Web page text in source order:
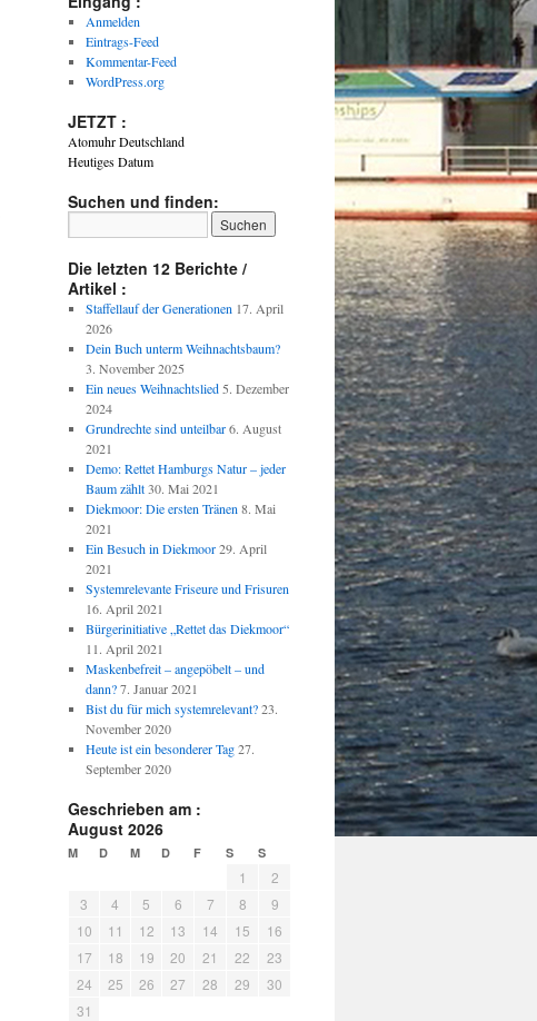
Anmelden
Eintrags-Feed
Kommentar-Feed
WordPress.org
JETZT :
Atomuhr Deutschland
Heutiges Datum
Suchen und finden:
Die letzten 12 Berichte /
Artikel :
Staffellauf der Generationen 17. April
2026
Dein Buch unterm Weihnachtsbaum?
3. November 2025
Ein neues Weihnachtslied 5. Dezember
2024
Grundrechte sind unteilbar 6. August
2021
Demo: Rettet Hamburgs Natur – jeder
Baum zählt 30. Mai 2021
Diekmoor: Die ersten Tränen 8. Mai
2021
Ein Besuch in Diekmoor 29. April
2021
Systemrelevante Friseure und Frisuren
16. April 2021
Bürgerinitiative „Rettet das Diekmoor“
11. April 2021
Maskenbefreit – angepöbelt – und
dann? 7. Januar 2021
Bist du für mich systemrelevant? 23.
November 2020
Heute ist ein besonderer Tag 27.
September 2020
Geschrieben am :
August 2026
M D M D F S S
1
2
3
4 5 6 7 8
9
10
11 12 13 14 15
16
17
18 19 20 21 22
23
24
25 26 27 28 29
30
31